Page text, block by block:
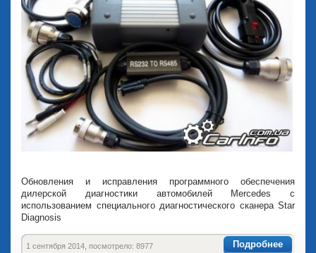
Обновления и исправления программного обеспечения
дилерской диагностики автомобилей Mercedes с
использованием специального диагностического сканера Star
Diagnosis
Подробнее
1 сентября 2014, посмотрело: 8977